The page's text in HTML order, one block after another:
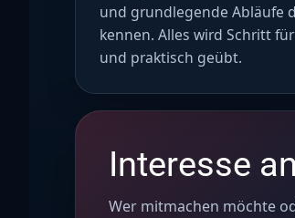
und grundlegende Abläufe
kennen. Alles wird Schritt
und praktisch geübt.
Interesse
Wer mitmachen möchte